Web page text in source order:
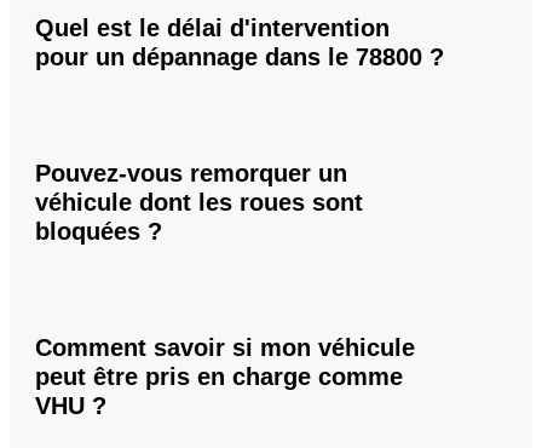
Quel est le délai d'intervention
pour un dépannage dans le 78800 ?
Pouvez-vous remorquer un
véhicule dont les roues sont
bloquées ?
Comment savoir si mon véhicule
peut être pris en charge comme
VHU ?